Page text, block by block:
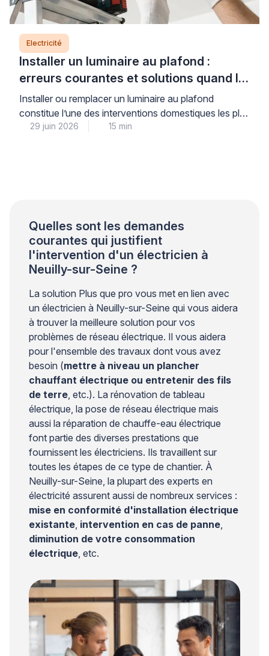
Electricité
Installer un luminaire au plafond :
erreurs courantes et solutions quand le
support bloque
Installer ou remplacer un luminaire au plafond
constitue l’une des interventions domestiques les plus
courantes, mais elle soulève des questions légitimes
29 juin 2026 15 min
Quelles sont les demandes
courantes qui justifient
l'intervention d'un électricien à
Neuilly-sur-Seine ?
La solution Plus que pro vous met en lien avec
un électricien à Neuilly-sur-Seine qui vous aidera
à trouver la meilleure solution pour vos
problèmes de réseau électrique. Il vous aidera
pour l'ensemble des travaux dont vous avez
besoin (mettre à niveau un plancher
chauffant électrique ou entretenir des fils
de terre, etc.). La rénovation de tableau
électrique, la pose de réseau électrique mais
aussi la réparation de chauffe-eau électrique
font partie des diverses prestations que
fournissent les électriciens. Ils travaillent sur
toutes les étapes de ce type de chantier. À
Neuilly-sur-Seine, la plupart des experts en
électricité assurent aussi de nombreux services :
mise en conformité d'installation électrique
existante, intervention en cas de panne,
diminution de votre consommation
électrique, etc.